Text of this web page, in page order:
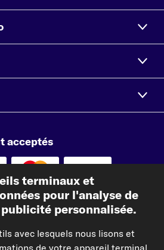
acceptés
terminaux et
pour l'analyse de
personnalisée.
avec lesquels nous lisons et
de votre appareil terminal